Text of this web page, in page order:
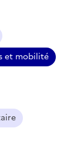
et mobilité